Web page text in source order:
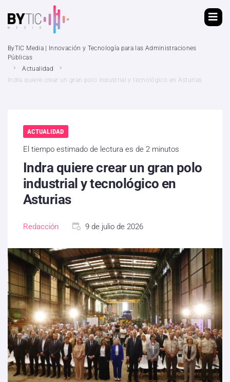
ByTIC Media | Innovación y Tecnología para las Administraciones
Públicas
Actualidad
Indra quiere crear un gran polo industrial y tecnológico en Asturias
ACTUALIDAD
El tiempo estimado de lectura es de 2 minutos
Indra quiere crear un gran polo
industrial y tecnológico en
Asturias
Redacción 9 de julio de 2026